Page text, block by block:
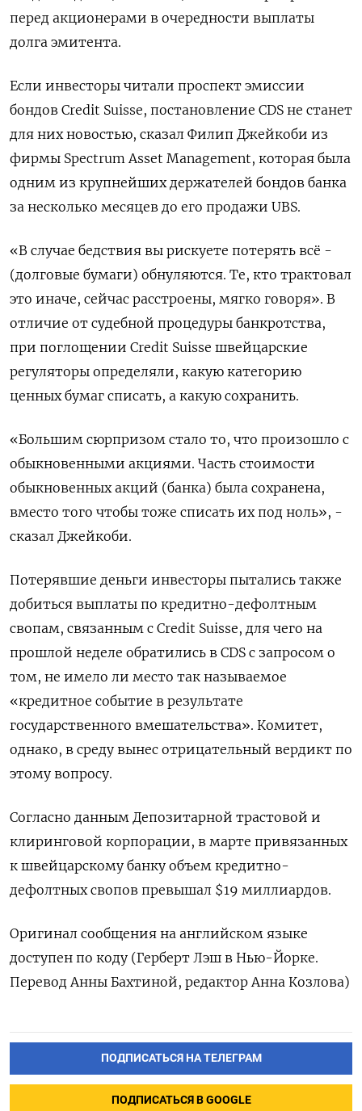
перед акционерами в очередности выплаты
долга эмитента.
Если инвесторы читали проспект эмиссии
бондов Credit Suisse, постановление CDS не станет
для них новостью, сказал Филип Джейкоби из
фирмы Spectrum Asset Management, которая была
одним из крупнейших держателей бондов банка
за несколько месяцев до его продажи UBS.
«В случае бедствия вы рискуете потерять всё -
(долговые бумаги) обнуляются. Те, кто трактовал
это иначе, сейчас расстроены, мягко говоря». В
отличие от судебной процедуры банкротства,
при поглощении Credit Suisse швейцарские
регуляторы определяли, какую категорию
ценных бумаг списать, а какую сохранить.
«Большим сюрпризом стало то, что произошло с
обыкновенными акциями. Часть стоимости
обыкновенных акций (банка) была сохранена,
вместо того чтобы тоже списать их под ноль», -
сказал Джейкоби.
Потерявшие деньги инвесторы пытались также
добиться выплаты по кредитно-дефолтным
свопам, связанным с Credit Suisse, для чего на
прошлой неделе обратились в СDS с запросом о
том, не имело ли место так называемое
«кредитное событие в результате
государственного вмешательства». Комитет,
однако, в среду вынес отрицательный вердикт по
этому вопросу.
Согласно данным Депозитарной трастовой и
клиринговой корпорации, в марте привязанных
к швейцарскому банку объем кредитно-
дефолтных свопов превышал $19 миллиардов.
Оригинал сообщения на английском языке
доступен по коду (Герберт Лэш в Нью-Йорке.
Перевод Анны Бахтиной, редактор Анна Козлова)
ПОДПИСАТЬСЯ НА ТЕЛЕГРАМ
ПОДПИСАТЬСЯ В GOOGLE